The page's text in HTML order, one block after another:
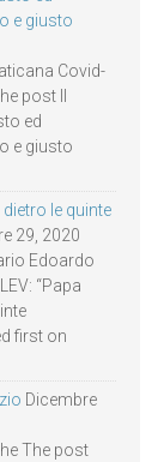
e giusto
Covid-
post Il
ed
e giusto
le quinte
29, 2020
Edoardo
“Papa
first on
Dicembre
The post